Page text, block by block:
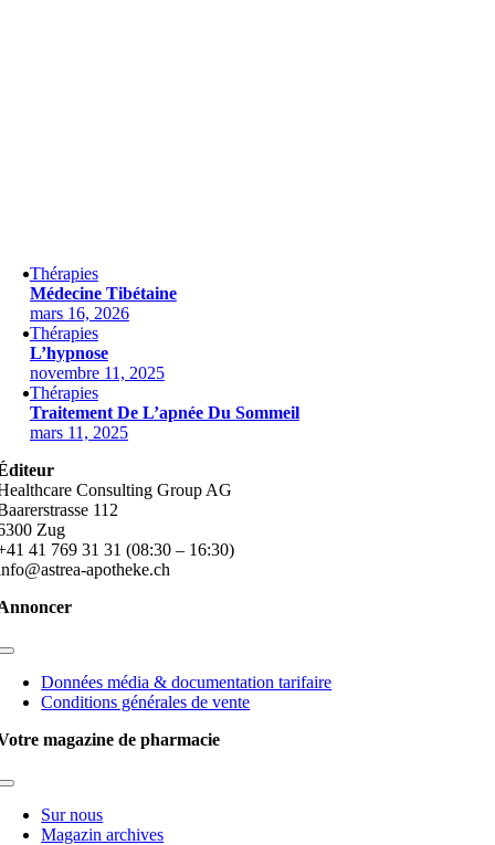
Thérapies
Médecine Tibétaine
mars 16, 2026
Thérapies
L’hypnose
novembre 11, 2025
Thérapies
Traitement De L’apnée Du Sommeil
mars 11, 2025
Consulting Group AG
112
Zug
41 769 31 31 (08:30 – 16:30)
apotheke.ch
Toggle
NavigationDonnées média & documentation tarifaire
Conditions générales de vente
magazine de pharmacie
Toggle
NavigationSur nous
Magazin archives